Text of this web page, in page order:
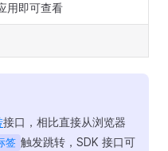
用即可查看
接口，相比直接从浏览器
签 触发跳转，SDK 接口可